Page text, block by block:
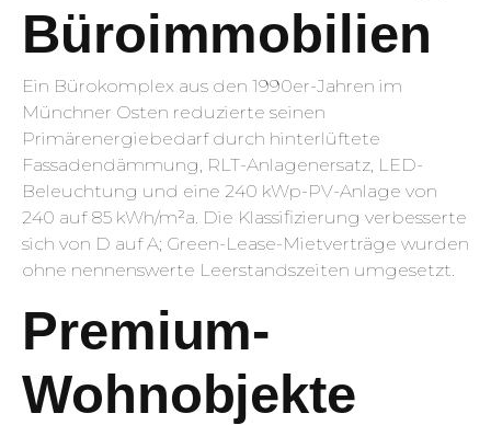
Büroimmobilien
Ein Bürokomplex aus den 1990er-Jahren im
Münchner Osten reduzierte seinen
Primärenergiebedarf durch hinterlüftete
Fassadendämmung, RLT-Anlagenersatz, LED-
Beleuchtung und eine 240 kWp-PV-Anlage von
240 auf 85 kWh/m²a. Die Klassifizierung verbesserte
sich von D auf A; Green-Lease-Mietverträge wurden
ohne nennenswerte Leerstandszeiten umgesetzt.
Premium-
Wohnobjekte